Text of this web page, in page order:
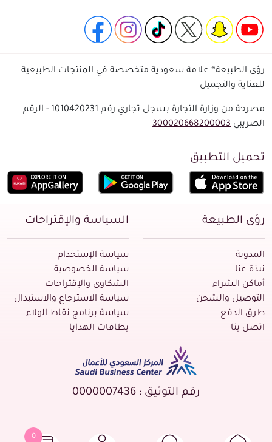
رؤى الطبيعة® علامة سعودية متخصصة في المنتجات الطبيعية
للعناية والتجميل
مصرحة من وزارة التجارة بسجل تجاري رقم 1010420231 - الرقم
الضريبي 300020668200003
تحميل التطبيق
رؤى الطبيعة
المدونة
نبذة عنا
أماكن الشراء
التوصيل والشحن
طرق الدفع
اتصل بنا
السياسة والإقتراحات
سياسة الإستخدام
سياسة الخصوصية
الشكاوى والإقتراحات
سياسة الاسترجاع والاستبدال
سياسة برنامج نقاط الولاء
بطاقات الهدايا
رقم التوثيق : 0000007436
0